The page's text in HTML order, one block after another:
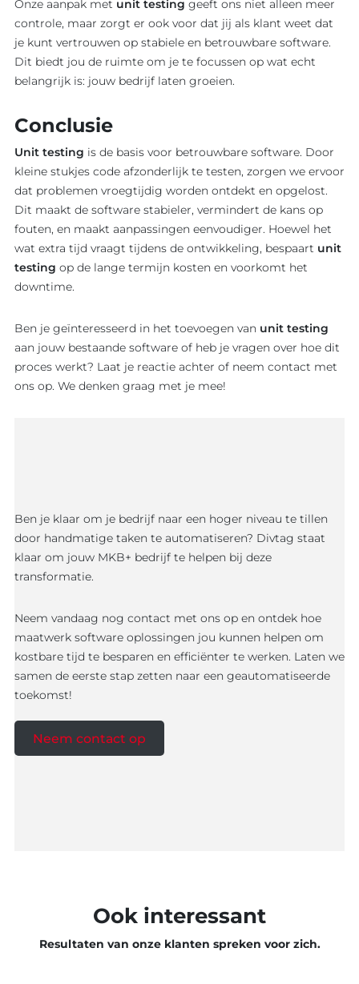
Onze aanpak met unit testing geeft ons niet alleen meer
controle, maar zorgt er ook voor dat jij als klant weet dat
je kunt vertrouwen op stabiele en betrouwbare software.
Dit biedt jou de ruimte om je te focussen op wat echt
belangrijk is: jouw bedrijf laten groeien.
Conclusie
Unit testing is de basis voor betrouwbare software. Door
kleine stukjes code afzonderlijk te testen, zorgen we ervoor
dat problemen vroegtijdig worden ontdekt en opgelost.
Dit maakt de software stabieler, vermindert de kans op
fouten, en maakt aanpassingen eenvoudiger. Hoewel het
wat extra tijd vraagt tijdens de ontwikkeling, bespaart unit
testing op de lange termijn kosten en voorkomt het
downtime.
Ben je geïnteresseerd in het toevoegen van unit testing
aan jouw bestaande software of heb je vragen over hoe dit
proces werkt? Laat je reactie achter of neem contact met
ons op. We denken graag met je mee!
Ben je klaar om je bedrijf naar een hoger niveau te tillen
door handmatige taken te automatiseren? Divtag staat
klaar om jouw MKB+ bedrijf te helpen bij deze
transformatie.
Neem vandaag nog contact met ons op en ontdek hoe
maatwerk software oplossingen jou kunnen helpen om
kostbare tijd te besparen en efficiënter te werken. Laten we
samen de eerste stap zetten naar een geautomatiseerde
toekomst!
Neem contact op
Ook interessant
Resultaten van onze klanten spreken voor zich.